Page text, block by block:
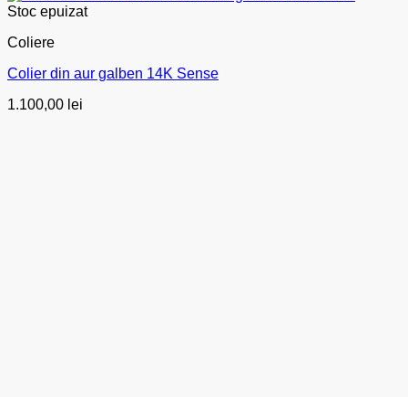
Stoc epuizat
Coliere
Colier din aur galben 14K Sense
1.100,00 lei